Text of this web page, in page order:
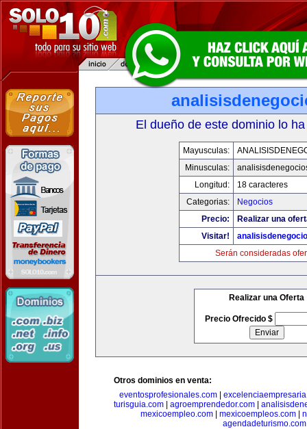
El dueño de este dominio lo
Mayusculas:
Minusculas:
Longitud:
18 caracteres
Categorias:
Negocios
Precio:
Realizar una
Visitar!
Serán consideradas
Realizar una Oferta
Precio Ofrecido $
Otros dominios en venta:
eventosprofesionales.com
turisguia.com
agroemprendedor.com
mexicoempleo.com
mexicoempleos.com
agendadeturismo.com